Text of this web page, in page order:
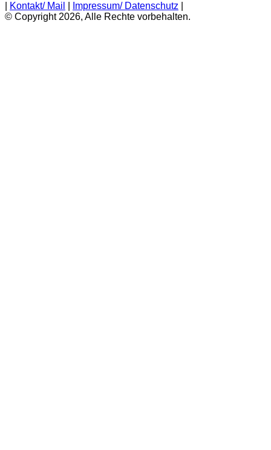
Kontakt/ Mail Impressum/ Datenschutz
© Copyright 2026, Alle Rechte vorbehalten.